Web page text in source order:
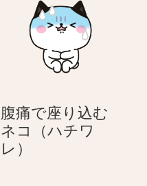
腹痛で座り込む
ネコ（ハチワ
レ）